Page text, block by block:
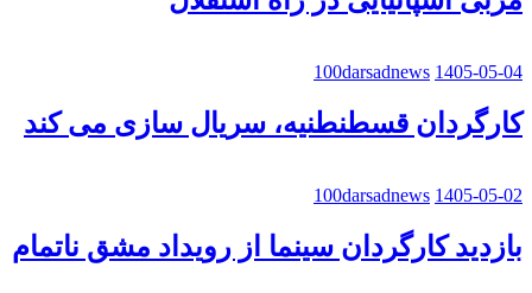
100darsadnews 1405-05-04
کارگردان قسطنطنیه، سریال سازی می کند
100darsadnews 1405-05-02
بازدید کارگردان سینما از رویداد مشق ناتمام